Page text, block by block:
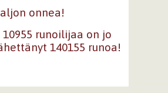
onnea!
10955 runoilijaa on jo
140155 runoa!